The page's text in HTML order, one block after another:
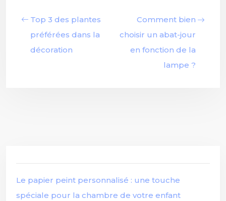
Top 3 des plantes
préférées dans la
décoration
Comment bien
choisir un abat-jour
en fonction de la
lampe ?
Le papier peint personnalisé : une touche
spéciale pour la chambre de votre enfant